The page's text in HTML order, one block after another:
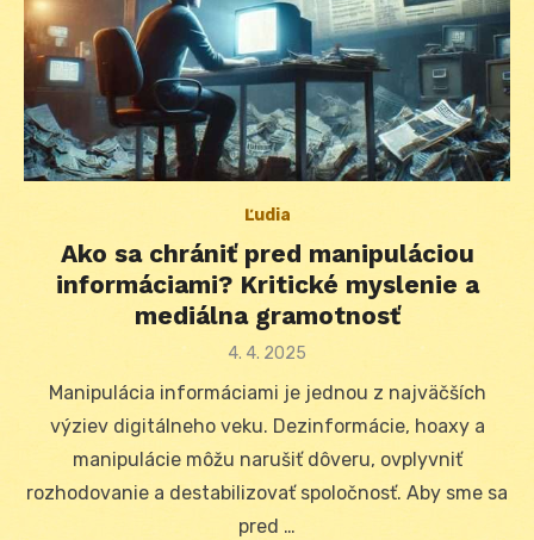
Ľudia
Ako sa chrániť pred manipuláciou
informáciami? Kritické myslenie a
mediálna gramotnosť
Posted
4. 4. 2025
Manipulácia informáciami je jednou z najväčších
výziev digitálneho veku. Dezinformácie, hoaxy a
manipulácie môžu narušiť dôveru, ovplyvniť
rozhodovanie a destabilizovať spoločnosť. Aby sme sa
pred …